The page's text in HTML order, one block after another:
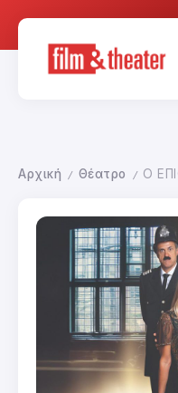
Αρχική / Θέατρο / Ο